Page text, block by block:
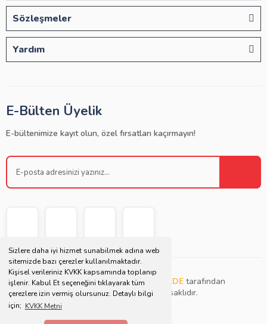
Sizlere daha iyi hizmet sunabilmek adına web
sitemizde bazı çerezler kullanılmaktadır.
Kişisel verileriniz KVKK kapsamında toplanıp
işlenir. Kabul Et seçeneğini tıklayarak tüm
çerezlere izin vermiş olursunuz. Detaylı bilgi
için; KVKK Metni
Sözleşmeler
Yardım
E-Bülten Üyelik
E-bültenimize kayıt olun, özel fırsatları kaçırmayın!
Copyright © 2021 | Bu websitesiMüjdat DEDE tarafından
tasarlanmış ve düzenlenmiştir. Tüm hakları saklıdır.